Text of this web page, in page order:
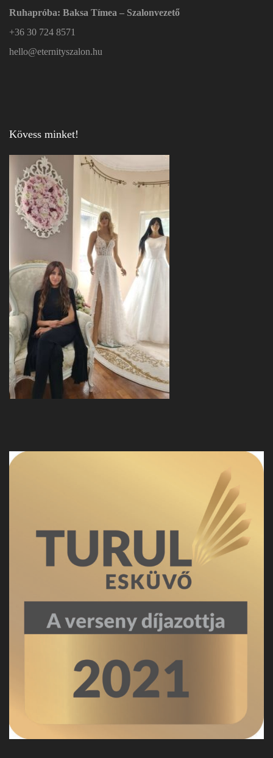
Ruhapróba: Baksa Tímea – Szalonvezető
+36 30 724 8571
hello@eternityszalon.hu
Kövess minket!